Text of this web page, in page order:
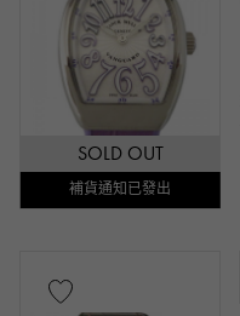
SOLD OUT
補貨通知已發出